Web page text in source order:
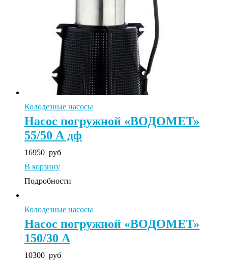
Колодезные насосы
Насос погружной «ВОДОМЕТ»
55/50 А дф
16950 руб
В корзину
Подробности
Колодезные насосы
Насос погружной «ВОДОМЕТ»
150/30 А
10300 руб